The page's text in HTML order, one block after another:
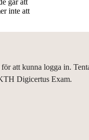
inte att
att kunna logga in.
Digicertus Exam.